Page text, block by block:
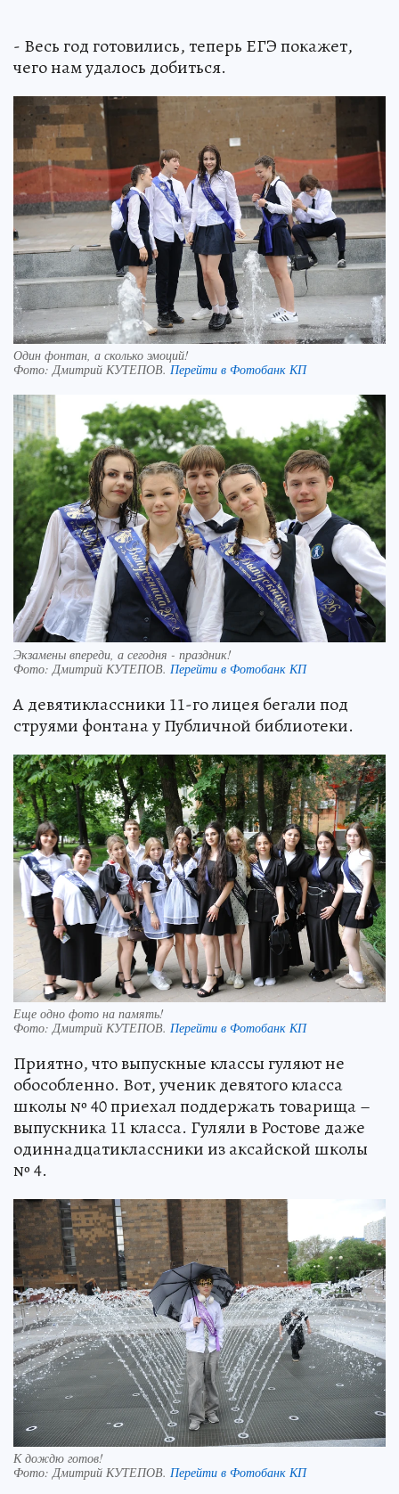
- Весь год готовились, теперь ЕГЭ покажет,
чего нам удалось добиться.
Один фонтан, а сколько эмоций!
Фото:Дмитрий КУТЕПОВ. Перейти в Фотобанк КП
Экзамены впереди, а сегодня - праздник!
Фото: Дмитрий КУТЕПОВ. Перейти в Фотобанк КП
А девятиклассники 11-го лицея бегали под
струями фонтана у Публичной библиотеки.
Еще одно фото на память!
Фото: Дмитрий КУТЕПОВ. Перейти в Фотобанк КП
Приятно, что выпускные классы гуляют не
обособленно. Вот, ученик девятого класса
школы № 40 приехал поддержать товарища –
выпускника 11 класса. Гуляли в Ростове даже
одиннадцатиклассники из аксайской школы
№ 4.
К дождю готов!
Фото:Дмитрий КУТЕПОВ. Перейти в Фотобанк КП